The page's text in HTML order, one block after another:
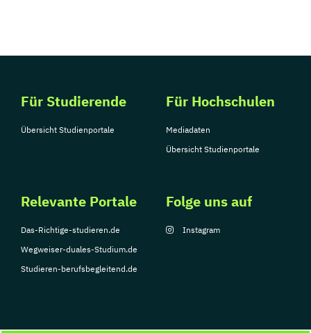
Für Studierende
Übersicht Studienportale
Für Hochschulen
Mediadaten
Übersicht Studienportale
Relevante Portale
Das-Richtige-studieren.de
Wegweiser-duales-Studium.de
Studieren-berufsbegleitend.de
Folge uns auf
Instagram